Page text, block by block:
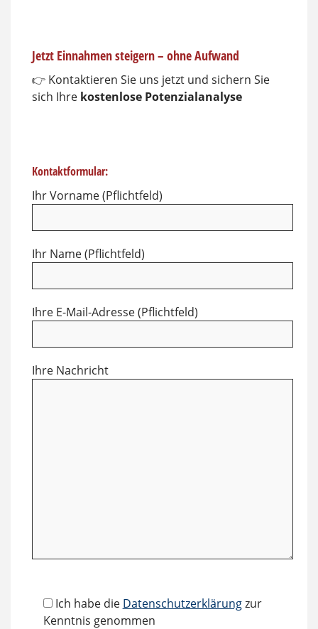
Jetzt Einnahmen steigern – ohne Aufwand
👉 Kontaktieren Sie uns jetzt und sichern Sie
sich Ihre kostenlose Potenzialanalyse
Kontaktformular:
Ihr Vorname (Pflichtfeld)
Ihr Name (Pflichtfeld)
Ihre E-Mail-Adresse (Pflichtfeld)
Ihre Nachricht
Ich habe die Datenschutzerklärungzur
Kenntnis genommen